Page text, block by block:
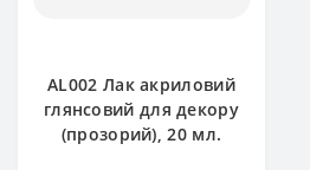
AL002 Лак акриловий
глянсовий для декору
(прозорий), 20 мл.